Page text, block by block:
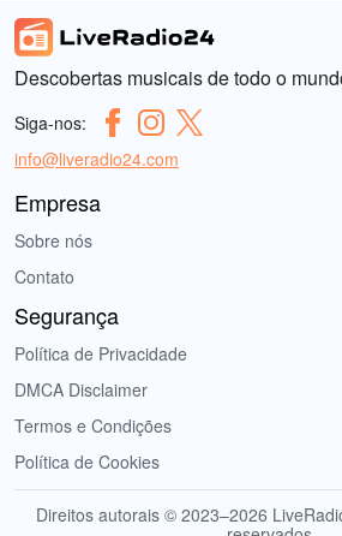
Descobertas musicais de todo o
Siga-nos:
info@liveradio24.com
Empresa
Sobre nós
Contato
Segurança
Política de Privacidade
DMCA Disclaimer
Termos e Condições
Política de Cookies
Direitos autorais © 2023–2026